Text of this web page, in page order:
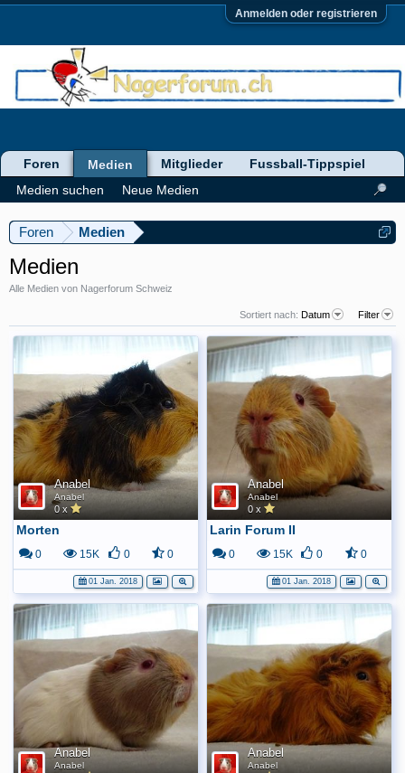
Anmelden oder registrieren
Foren Medien
Medien
Alle Medien von Nagerforum Schweiz
Sortiert nach: Datum Filter
Anabel
Anabel
0 x
Morten
0 15K 0 0
01 Jan. 2018
Anabel
Anabel
0 x
Larin Forum II
0 15K 0 0
01 Jan. 2018
Anabel
Anabel
Anabel
Anabel
Foren
Medien
Medien suchen
Neue Medien
Mitglieder Fussball-Tippspiel